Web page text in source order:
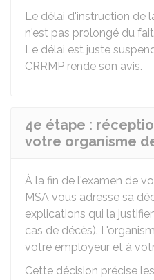
Le délai d'instruction de
n'est pas prolongé du
Le délai est juste
CRRMP rende son avis.
4e étape :
votre organisme
À la fin de l'examen de
MSA vous adresse sa
explications qui la
cas de décès).
votre employeur et à
Cette décision précise